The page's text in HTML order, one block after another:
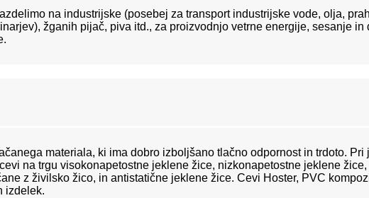
na industrijske (posebej za transport industrijske vode, olja,
žganih pijač, piva itd., za proizvodnjo vetrne energije, sesanje
materiala, ki ima dobro izboljšano tlačno odpornost in trdoto.
na trgu visokonapetostne jeklene žice, nizkonapetostne jeklene
z živilsko žico, in antistatične jeklene žice. Cevi Hoster, PVC
izdelek.